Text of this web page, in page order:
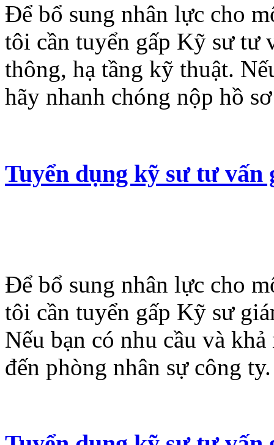
Để bổ sung nhân lực cho
tôi cần tuyển gấp Kỹ sư tư
thông, hạ tầng kỹ thuật.
hãy nhanh chóng nộp hồ
Tuyển dụng kỹ sư tư
Để bổ sung nhân lực cho
tôi cần tuyển gấp Kỹ sư
Nếu bạn có nhu cầu và
đến phòng nhân sự công ty.